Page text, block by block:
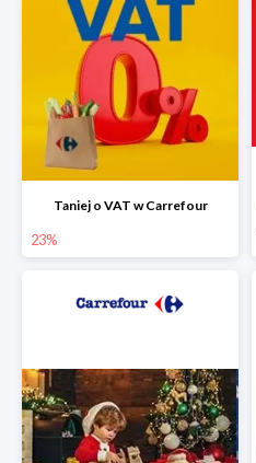
Taniej o VAT w Carrefour
23%